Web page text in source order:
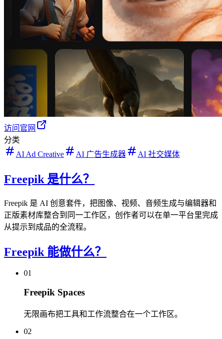
访问官网
分类
AI Ad Creative
AI 广告生成器 AI 社交媒体
Freepik 是什么？
Freepik 是 AI 创意套件，把图像、视频、音频生成与编辑器和
正版素材库整合到同一工作区，创作者可以在单一平台里完成
从提示到成品的全流程。
Freepik 能做什么？
01
Freepik Spaces
无限画布把工具和工作流整合在一个工作区。
02